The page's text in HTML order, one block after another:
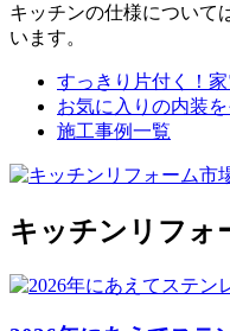
キッチンの仕様について
います。
すっきり片付く！
お気に入りの内装
施工事例一覧
キッチンリフォ